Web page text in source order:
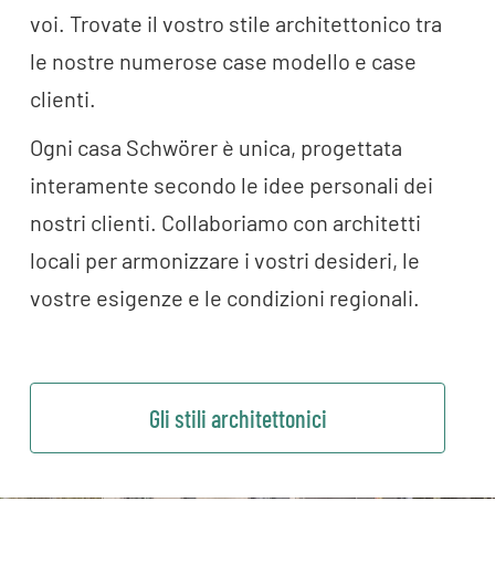
voi. Trovate il vostro stile architettonico tra
le nostre numerose case modello e case
clienti.
Ogni casa Schwörer è unica, progettata
interamente secondo le idee personali dei
nostri clienti. Collaboriamo con architetti
locali per armonizzare i vostri desideri, le
vostre esigenze e le condizioni regionali.
Gli stili architettonici